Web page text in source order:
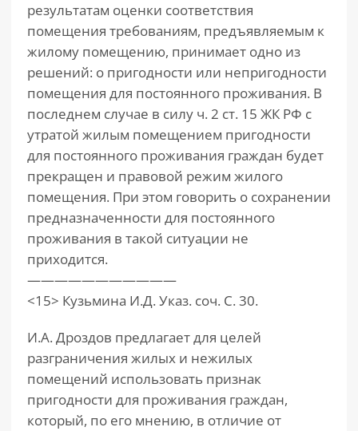
результатам оценки соответствия
помещения требованиям, предъявляемым к
жилому помещению, принимает одно из
решений: о пригодности или непригодности
помещения для постоянного проживания. В
последнем случае в силу ч. 2 ст. 15 ЖК РФ с
утратой жилым помещением пригодности
для постоянного проживания граждан будет
прекращен и правовой режим жилого
помещения. При этом говорить о сохранении
предназначенности для постоянного
проживания в такой ситуации не
приходится.
———————————
<15> Кузьмина И.Д. Указ. соч. С. 30.
И.А. Дроздов предлагает для целей
разграничения жилых и нежилых
помещений использовать признак
пригодности для проживания граждан,
который, по его мнению, в отличие от